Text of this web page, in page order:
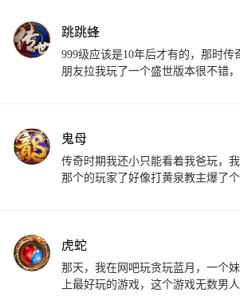
跳跳蜂
999级应该是10年后才有的，那时
朋友拉我玩了一个盛世版本很不错
鬼母
传奇时期我还小只能看着我爸玩，
那个的玩家了好像打黄泉教主爆了
虎蛇
那天，我在网吧玩贪玩蓝月，一个
上最好玩的游戏，这个游戏无数男